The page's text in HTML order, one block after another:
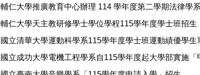
輔仁大學推廣教育中心辦理 114 學年度第二學期法律學
輔仁大學天主教研修學士學位學程115學年度學士班招生
國立清華大學運動科學系115學年度學士班運動績優學生
國立成功大學電機工程學系自115學年度起大學部實施「